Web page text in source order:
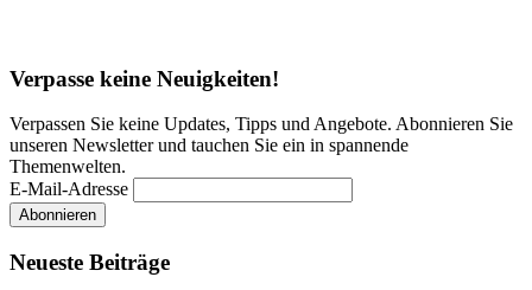
Verpasse keine Neuigkeiten!
Verpassen Sie keine Updates, Tipps und Angebote. Abonnieren Sie
unseren Newsletter und tauchen Sie ein in spannende
Themenwelten.
E-Mail-Adresse
Neueste Beiträge